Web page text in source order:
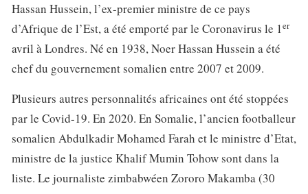
Hassan Hussein, l’ex-premier ministre de ce pays
d’Afrique de l’Est,a été emporté par le Coronavirus le 1er
avril à Londres. Né en 1938, Noer Hassan Hussein a été
chef du gouvernement somalien entre 2007 et 2009.
Plusieurs autres personnalités africaines ont été stoppées
par le Covid-19. En 2020. En Somalie, l’ancien footballeur
somalien Abdulkadir Mohamed Farah et le ministre d’Etat,
ministre de la justice Khalif Mumin Tohow sont dans la
liste. Le journaliste zimbabwéen Zororo Makamba (30